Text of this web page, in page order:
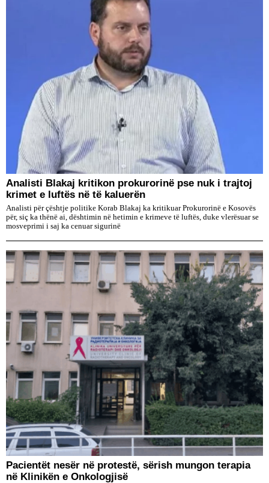
​Analisti Blakaj kritikon prokurorinë pse nuk i trajtoj
krimet e luftës në të kaluerën
Analisti për çështje politike Korab Blakaj ka kritikuar Prokurorinë e Kosovës
për, siç ka thënë ai, dështimin në hetimin e krimeve të luftës, duke vlerësuar se
mosveprimi i saj ka cenuar sigurinë
Pacientët nesër në protestë, sërish mungon terapia
në Klinikën e Onkologjisë